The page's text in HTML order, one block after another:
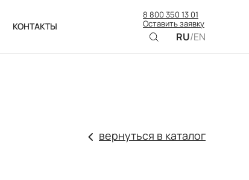
КОНТАКТЫ
8 800 350 13 01
Оставить заявку
RU/EN
вернуться в каталог